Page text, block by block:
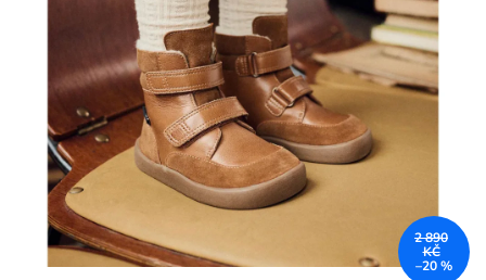
2 890
KČ
–20 %